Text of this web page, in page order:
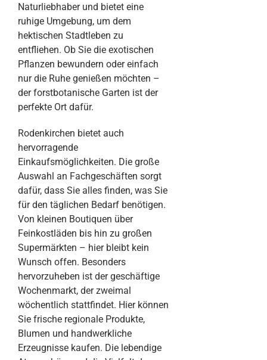
Naturliebhaber und bietet eine
ruhige Umgebung, um dem
hektischen Stadtleben zu
entfliehen. Ob Sie die exotischen
Pflanzen bewundern oder einfach
nur die Ruhe genießen möchten –
der forstbotanische Garten ist der
perfekte Ort dafür.
Rodenkirchen bietet auch
hervorragende
Einkaufsmöglichkeiten. Die große
Auswahl an Fachgeschäften sorgt
dafür, dass Sie alles finden, was Sie
für den täglichen Bedarf benötigen.
Von kleinen Boutiquen über
Feinkostläden bis hin zu großen
Supermärkten – hier bleibt kein
Wunsch offen. Besonders
hervorzuheben ist der geschäftige
Wochenmarkt, der zweimal
wöchentlich stattfindet. Hier können
Sie frische regionale Produkte,
Blumen und handwerkliche
Erzeugnisse kaufen. Die lebendige